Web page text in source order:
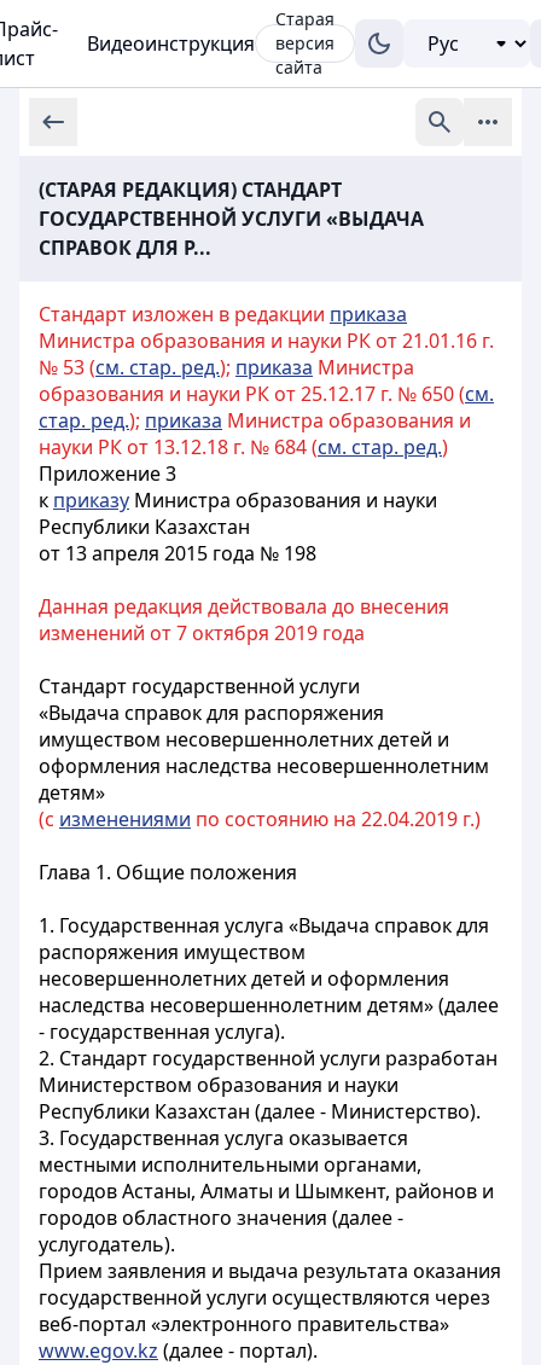
Видеоинструкция
Старая
версия
сайта
(СТАРАЯ РЕДАКЦИЯ) СТАНДАРТ
ГОСУДАРСТВЕННОЙ УСЛУГИ «ВЫДАЧА
СПРАВОК ДЛЯ Р...
Стандарт изложен в редакции приказа
Министра образования и науки РК от 21.01.16 г.
№ 53 (см. стар. ред.); приказа Министра
образования и науки РК от 25.12.17 г. № 650 (см.
стар. ред.); приказа Министра образования и
науки РК от 13.12.18 г. № 684 (см. стар. ред.)
Приложение 3
к приказу Министра образования и науки
Республики Казахстан
от 13 апреля 2015 года № 198
Данная редакция действовала до внесения
изменений от 7 октября 2019 года
Стандарт государственной услуги
«Выдача справок для распоряжения
имуществом несовершеннолетних детей и
оформления наследства несовершеннолетним
детям»
(с изменениями по состоянию на 22.04.2019 г.)
Глава 1. Общие положения
1. Государственная услуга «Выдача справок для
распоряжения имуществом
несовершеннолетних детей и оформления
наследства несовершеннолетним детям» (далее
- государственная услуга).
2. Стандарт государственной услуги разработан
Министерством образования и науки
Республики Казахстан (далее - Министерство).
3. Государственная услуга оказывается
местными исполнительными органами,
городов Астаны, Алматы и Шымкент, районов и
городов областного значения (далее -
услугодатель).
Прием заявления и выдача результата оказания
государственной услуги осуществляются через
веб-портал «электронного правительства»
www.egov.kz (далее - портал).